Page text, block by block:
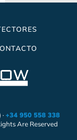
+34 950 558 338
Are Reserved